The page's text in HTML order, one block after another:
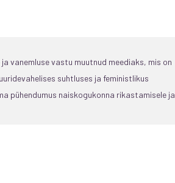
vanemluse vastu muutnud meediaks, mis on
suhtluses ja feministlikus
pühendumus naiskogukonna rikastamisele ja